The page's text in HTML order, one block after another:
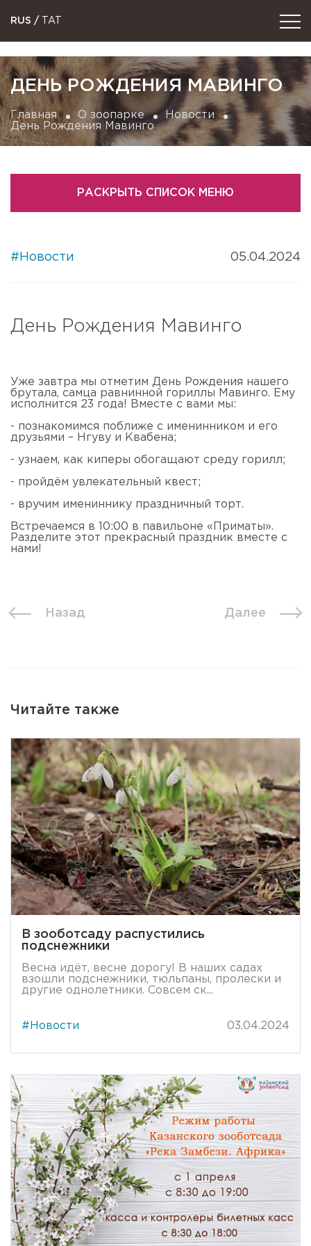
RUS / TAT
ДЕНЬ РОЖДЕНИЯ МАВИНГО
Главная О зоопарке
Новости
День Рождения Мавинго
РАСКРЫТЬ СПИСОК МЕНЮ
#Новости 05.04.2024
День Рождения Мавинго
Уже завтра мы отметим День Рождения нашего
брутала, самца равнинной гориллы Мавинго. Ему
исполнится 23 года! Вместе с вами мы:
- познакомимся поближе с именинником и его
друзьями – Нгуву и Квабена;
- узнаем, как киперы обогащают среду горилл;
- пройдём увлекательный квест;
- вручим имениннику праздничный торт.
Встречаемся в 10:00 в павильоне «Приматы».
Разделите этот прекрасный праздник вместе с
нами!
Назад Далее
Читайте также
В зооботсаду распустились
подснежники
Весна идёт, весне дорогу! В наших садах
взошли подснежники, тюльпаны, пролески и
другие однолетники. Совсем ск...
#Новости 03.04.2024